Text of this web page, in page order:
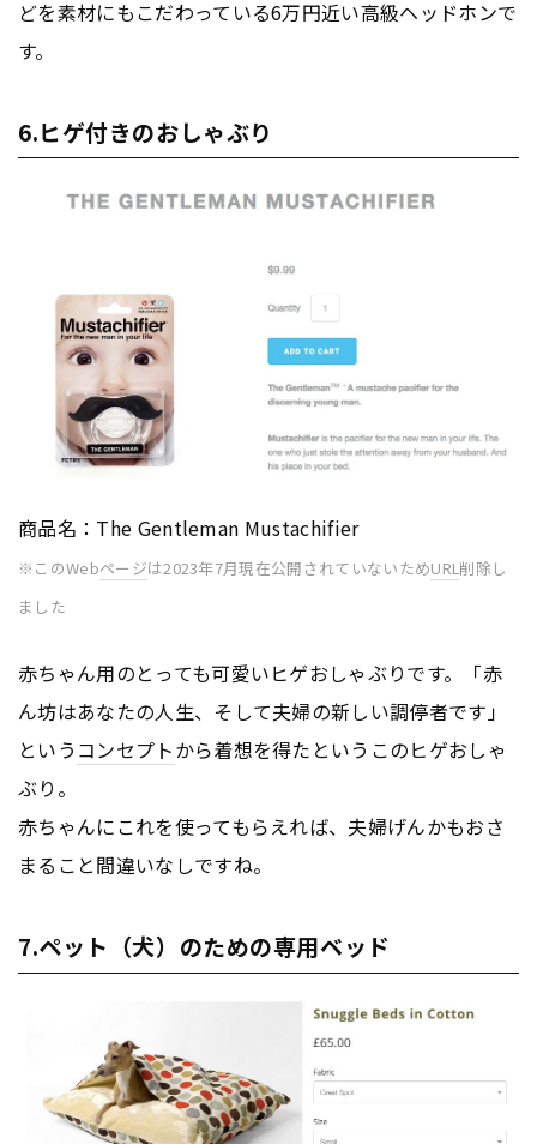
どを素材にもこだわっている6万円近い高級ヘッドホンで
す。
6.ヒゲ付きのおしゃぶり
商品名：The Gentleman Mustachifier
※このWebページは2023年7月現在公開されていないためURL削除し
ました
赤ちゃん用のとっても可愛いヒゲおしゃぶりです。「赤
ん坊はあなたの人生、そして夫婦の新しい調停者です」
という コンセプトから着想を得たというこのヒゲおしゃ
ぶり。
赤ちゃんにこれを使ってもらえれば、夫婦げんかもおさ
まること間違いなしですね。
7.ペット（犬）のための専用ベッド